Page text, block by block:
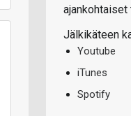
Jälkikäteen
Youtube
iTunes
Spotify